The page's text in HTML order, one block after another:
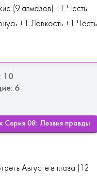
(9 алмазов) +1 Честь
+1 Ловкость +1 Честь
10
6
Серия 08: Лезвия правды
Августе в глаза (12